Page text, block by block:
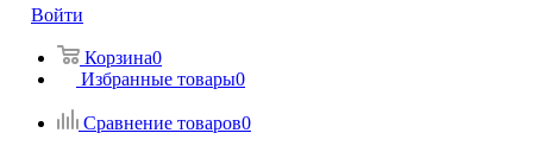
Войти
Корзина0
Избранные товары0
Сравнение товаров0